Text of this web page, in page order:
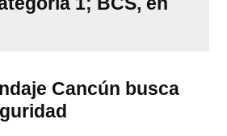
Cancún busca